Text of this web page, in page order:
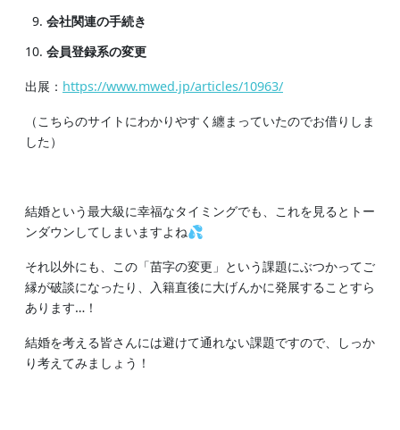
会社関連の手続き
会員登録系の変更
出展： https://www.mwed.jp/articles/10963/
（こちらのサイトにわかりやすく纏まっていたのでお借りしま
した）
結婚という最大級に幸福なタイミングでも、これを見るとトー
ンダウンしてしまいますよね💦
それ以外にも、この「苗字の変更」という課題にぶつかってご
縁が破談になったり、入籍直後に大げんかに発展することすら
あります…！
結婚を考える皆さんには避けて通れない課題ですので、しっか
り考えてみましょう！